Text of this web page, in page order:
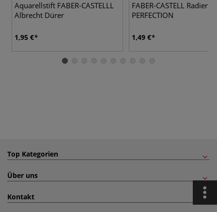
Aquarellstift FABER-CASTELLL
Albrecht Dürer
1,95 €
FABER-CASTELL
PERFECTION
1,49 €
Top Kategorien
Über uns
Kontakt